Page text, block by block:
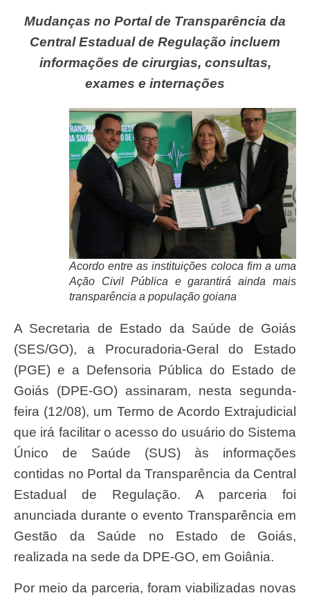
Mudanças no Portal de Transparência da
Central Estadual de Regulação incluem
informações de cirurgias, consultas,
exames e internações
Acordo entre as instituições coloca fim a uma
Ação Civil Pública e garantirá ainda mais
transparência a população goiana
A Secretaria de Estado da Saúde de Goiás
(SES/GO), a Procuradoria-Geral do Estado
(PGE) e a Defensoria Pública do Estado de
Goiás (DPE-GO) assinaram, nesta segunda-
feira (12/08), um Termo de Acordo Extrajudicial
que irá facilitar o acesso do usuário do Sistema
Único de Saúde (SUS) às informações
contidas no Portal da Transparência da Central
Estadual de Regulação. A parceria foi
anunciada durante o evento Transparência em
Gestão da Saúde no Estado de Goiás,
realizada na sede da DPE-GO, em Goiânia.
Por meio da parceria, foram viabilizadas novas